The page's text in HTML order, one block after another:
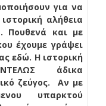
για να
αλήθεια
Πουθενά και με
έχουμε γράψει
εδώ. Η ιστορική
άδικα
ζεύγος. Αν με
υπαρκτού